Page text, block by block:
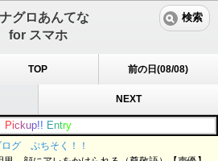
グロあんてな
for スマホ
検索
TOP 前の日(08/08)
NEXT
Pic kup!! Entry
ログ ぷちそく！！